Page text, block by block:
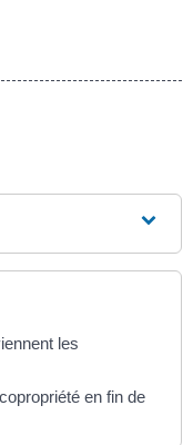
les
en fin de